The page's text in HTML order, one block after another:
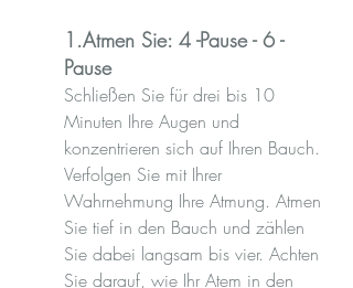
1.Atmen Sie: 4 -Pause - 6 -
Pause
Schließen Sie für drei bis 10
Minuten Ihre Augen und
konzentrieren sich auf Ihren Bauch.
Verfolgen Sie mit Ihrer
Wahrnehmung Ihre Atmung. Atmen
Sie tief in den Bauch und zählen
Sie dabei langsam bis vier. Achten
Sie darauf, wie Ihr Atem in den